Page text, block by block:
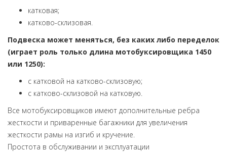
катковая;
катково-склизовая.
Подвеска может меняться, без каких либо переделок
(играет роль только длина мотобуксировщика 1450
или 1250):
с катковой на катково-склизовую;
с катково-склизовой на катковую.
Все мотобуксировщиков имеют дополнительные ребра
жесткости и приваренные багажники для увеличения
жесткости рамы на изгиб и кручение.
Простота в обслуживании и эксплуатации